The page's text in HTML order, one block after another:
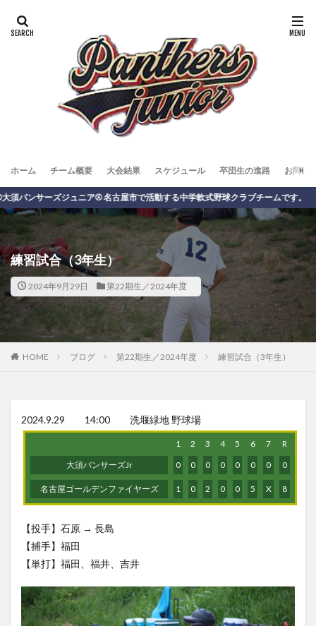
ホーム チーム概要 大会結果 スケジュール 卒団生の進路 お問い
ズジュニア⚾️ 名古屋市で活動する中学軟式野球クラブチームです。
練習試合（3年生）
2024年9月29日 第22期生／2024年度
HOME ブログ 第22期生／2024年度 練習試合（3年生）
2024.9.29 14:00 洗堰緑地 野球場
1 2 3 4 5 6 7
R
大須パンサーズJr
0 0 0 0 0 0 0 0
名古屋ゴールデンファイヤーズ 1 0 2 0 0 5 X 8
【投手】石原 → 長島
【捕手】福田
【単打】福田、福井、吉井